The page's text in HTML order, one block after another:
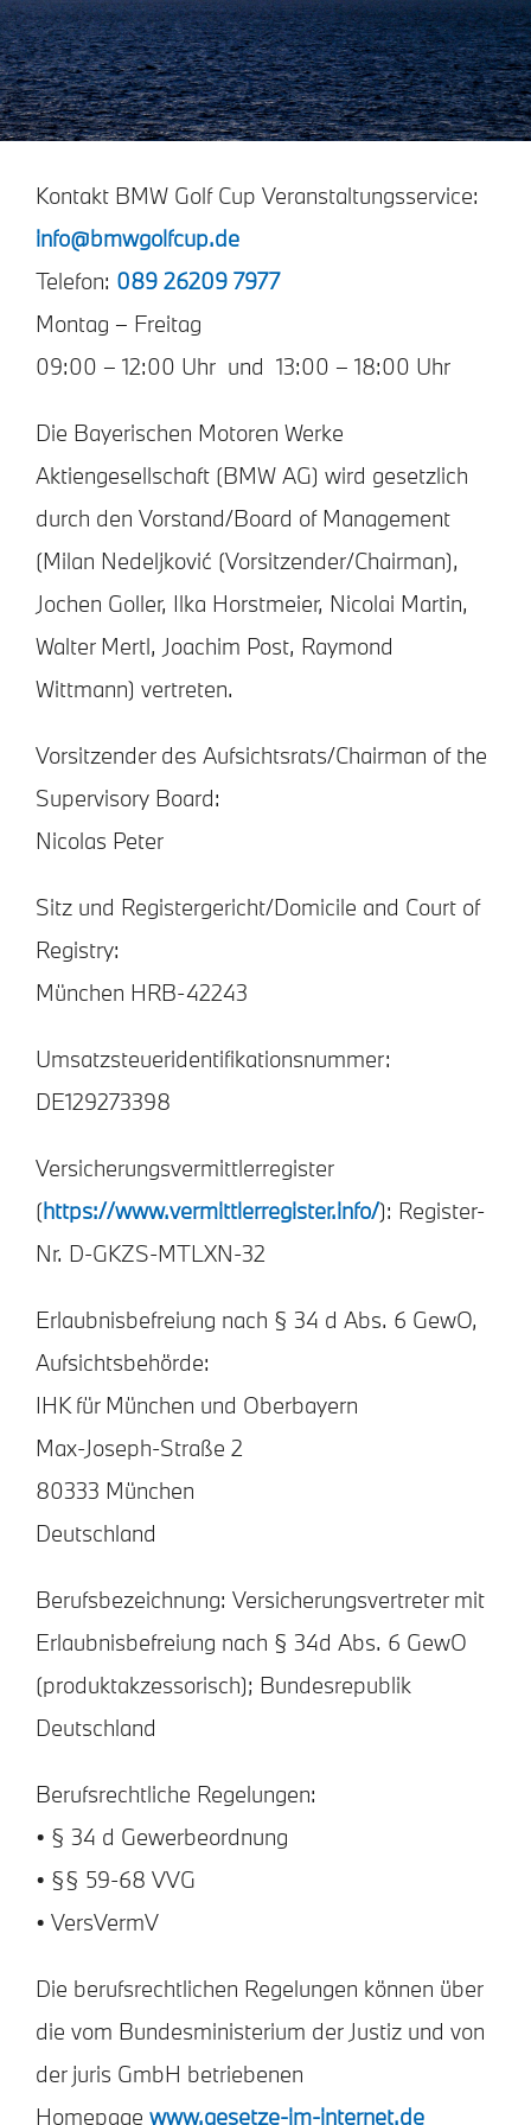
Kontakt BMW Golf Cup Veranstaltungsservice:
info@bmwgolfcup.de
Telefon: 089 26209 7977
Montag – Freitag
09:00 – 12:00 Uhr und 13:00 – 18:00 Uhr
Die Bayerischen Motoren Werke
Aktiengesellschaft (BMW AG) wird gesetzlich
durch den Vorstand/Board of Management
(Milan Nedeljković (Vorsitzender/Chairman),
Jochen Goller, Ilka Horstmeier, Nicolai Martin,
Walter Mertl, Joachim Post, Raymond
Wittmann) vertreten.
Vorsitzender des Aufsichtsrats/Chairman of the
Supervisory Board:
Nicolas Peter
Sitz und Registergericht/Domicile and Court of
Registry:
München HRB-42243
Umsatzsteueridentifikationsnummer:
DE129273398
Versicherungsvermittlerregister
(https://www.vermittlerregister.info/): Register-
Nr. D-GKZS-MTLXN-32
Erlaubnisbefreiung nach § 34 d Abs. 6 GewO,
Aufsichtsbehörde:
IHK für München und Oberbayern
Max-Joseph-Straße 2
80333 München
Deutschland
Berufsbezeichnung: Versicherungsvertreter mit
Erlaubnisbefreiung nach § 34d Abs. 6 GewO
(produktakzessorisch); Bundesrepublik
Deutschland
Berufsrechtliche Regelungen:
• § 34 d Gewerbeordnung
• §§ 59-68 VVG
• VersVermV
Die berufsrechtlichen Regelungen können über
die vom Bundesministerium der Justiz und von
der juris GmbH betriebenen
Homepage www.gesetze-im-internet.de